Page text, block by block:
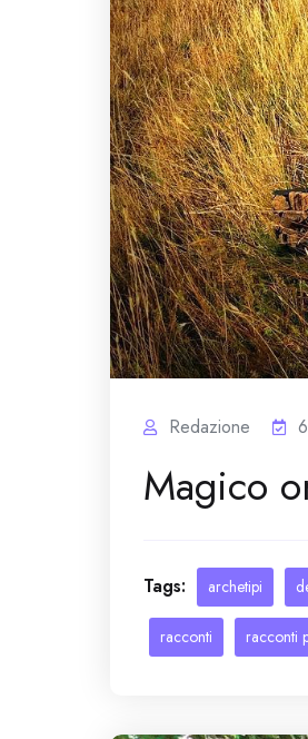
Redazione
Magico
Tags: archetipi
racconti racconti